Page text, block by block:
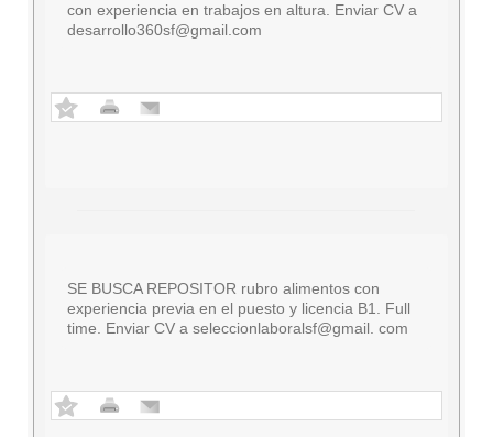
con experiencia en trabajos en altura. Enviar CV a
desarrollo360sf@gmail.com
SE BUSCA REPOSITOR rubro alimentos con
experiencia previa en el puesto y licencia B1. Full
time. Enviar CV a seleccionlaboralsf@gmail. com